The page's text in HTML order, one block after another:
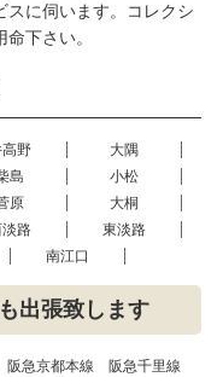
スに伺います。コレクシ
下さい。
野
大隅
島
小松
原
大桐
路
東淡路
南江口
出張致します
阪急京都本線 阪急千里線